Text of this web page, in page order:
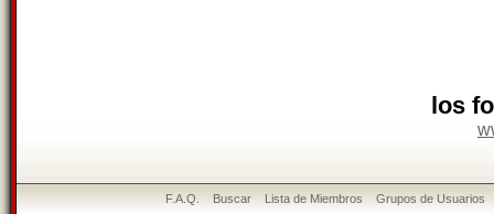
los
F.A.Q. Buscar Lista de Miembros Grupos de Usuarios